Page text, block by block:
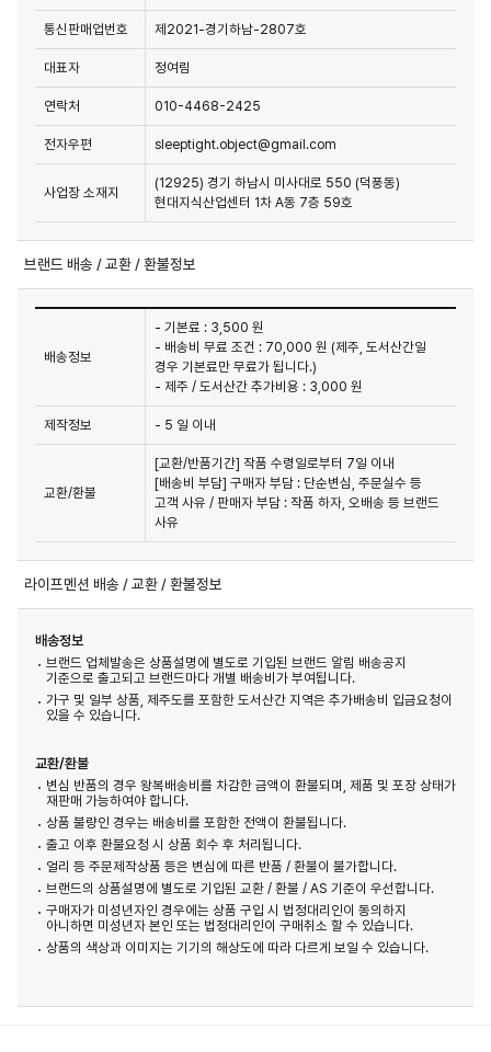
통신판매업번호 제2021-경기하남-2807호
대표자 정여림
연락처 010-4468-2425
전자우편 sleeptight.object@gmail.com
사업장 소재지
(12925) 경기 하남시 미사대로 550 (덕풍동)
현대지식산업센터 1차 A동 7층 59호
브랜드 배송 / 교환 / 환불정보
배송정보
- 기본료 : 3,500 원
- 배송비 무료 조건 : 70,000 원 (제주, 도서산간일
경우 기본료만 무료가 됩니다.)
- 제주 / 도서산간 추가비용 : 3,000 원
제작정보 - 5 일 이내
교환/환불
[교환/반품기간] 작품 수령일로부터 7일 이내
[배송비 부담] 구매자 부담 : 단순변심, 주문실수 등
고객 사유 / 판매자 부담 : 작품 하자, 오배송 등 브랜드
사유
라이프멘션 배송 / 교환 / 환불정보
배송정보
브랜드 업체발송은 상품설명에 별도로 기입된 브랜드 알림 배송공지
기준으로 출고되고 브랜드마다 개별 배송비가 부여됩니다.
가구 및 일부 상품, 제주도를 포함한 도서산간 지역은 추가배송비 입금요청이
있을 수 있습니다.
교환/환불
변심 반품의 경우 왕복배송비를 차감한 금액이 환불되며, 제품 및 포장 상태가
재판매 가능하여야 합니다.
상품 불량인 경우는 배송비를 포함한 전액이 환불됩니다.
출고 이후 환불요청 시 상품 회수 후 처리됩니다.
얼리 등 주문제작상품 등은 변심에 따른 반품 / 환불이 불가합니다.
브랜드의 상품설명에 별도로 기입된 교환 / 환불 / AS 기준이 우선합니다.
구매자가 미성년자인 경우에는 상품 구입 시 법정대리인이 동의하지
아니하면 미성년자 본인 또는 법정대리인이 구매취소 할 수 있습니다.
상품의 색상과 이미지는 기기의 해상도에 따라 다르게 보일 수 있습니다.